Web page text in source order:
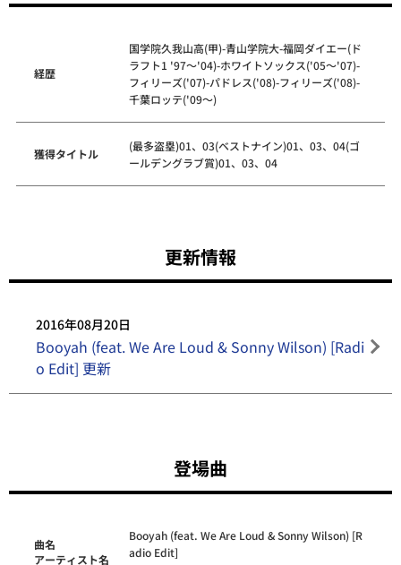
経歴
国学院久我山高(甲)-青山学院大-福岡ダイエー(ド
ラフト1 '97～'04)-ホワイトソックス('05～'07)-
フィリーズ('07)-パドレス('08)-フィリーズ('08)-
千葉ロッテ('09～)
獲得タイトル
(最多盗塁)01、03(ベストナイン)01、03、04(ゴ
ールデングラブ賞)01、03、04
更新情報
2016年08月20日
Booyah (feat. We Are Loud & Sonny Wilson) [Radi
o Edit] 更新
登場曲
曲名
アーティスト名
Booyah (feat. We Are Loud & Sonny Wilson) [R
adio Edit]